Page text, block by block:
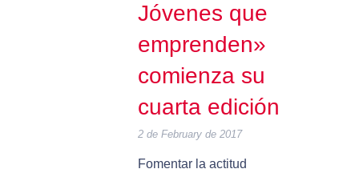
Jóvenes que
emprenden»
comienza su
cuarta edición
2 de February de 2017
Fomentar la actitud